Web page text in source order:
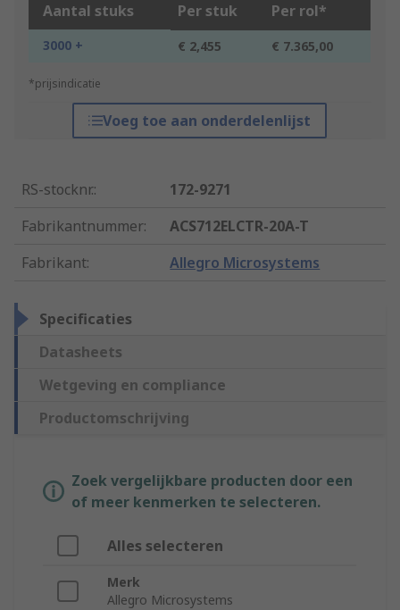
Aantal stuks Per stuk Per rol*
3000 + € 2,455 € 7.365,00
*prijsindicatie
Voeg toe aan onderdelenlijst
RS-stocknr.:
172-9271
Fabrikantnummer:
ACS712ELCTR-20A-T
Fabrikant: Allegro Microsystems
Specificaties
Datasheets
Wetgeving en compliance
Productomschrijving
Zoek vergelijkbare producten door een
of meer kenmerken te selecteren.
Alles selecteren
Merk
Allegro Microsystems